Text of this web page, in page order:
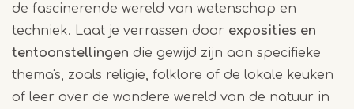
de fascinerende wereld van wetenschap en
techniek. Laat je verrassen door exposities en
tentoonstellingen die gewijd zijn aan specifieke
thema's, zoals religie, folklore of de lokale keuken
of leer over de wondere wereld van de natuur in